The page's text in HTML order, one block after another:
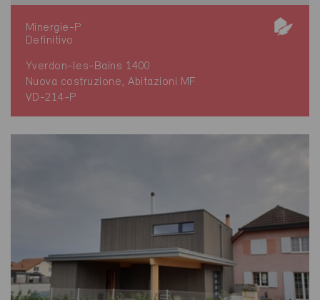
Minergie-P
Definitivo
Yverdon-les-Bains 1400
Nuova costruzione, Abitazioni MF
VD-214-P